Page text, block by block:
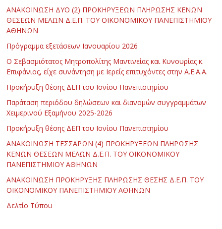
ΑΝΑΚΟΙΝΩΣΗ ΔΥΟ (2) ΠΡΟΚΗΡΥΞΕΩΝ ΠΛΗΡΩΣΗΣ ΚΕΝΩΝ
ΘΕΣΕΩΝ ΜΕΛΩΝ Δ.Ε.Π. ΤΟΥ ΟΙΚΟΝΟΜΙΚΟΥ ΠΑΝΕΠΙΣΤΗΜΙΟΥ
ΑΘΗΝΩΝ
Πρόγραμμα εξετάσεων Ιανουαρίου 2026
Ο Σεβασμιότατος Μητροπολίτης Μαντινείας και Κυνουρίας κ.
Επιφάνιος, είχε συνάντηση με Ιερείς επιτυχόντες στην Α.Ε.Α.Α.
Προκήρυξη θέσης ΔΕΠ του Ιονίου Πανεπιστημίου
Παράταση περιόδου δηλώσεων και διανομών συγγραμμάτων
Χειμερινού Εξαμήνου 2025-2026
Προκήρυξη θέσης ΔΕΠ του Ιονίου Πανεπιστημίου
ΑΝΑΚΟΙΝΩΣΗ ΤΕΣΣΑΡΩΝ (4) ΠΡΟΚΗΡΥΞΕΩΝ ΠΛΗΡΩΣΗΣ
ΚΕΝΩΝ ΘΕΣΕΩΝ ΜΕΛΩΝ Δ.Ε.Π. ΤΟΥ ΟΙΚΟΝΟΜΙΚΟΥ
ΠΑΝΕΠΙΣΤΗΜΙΟΥ ΑΘΗΝΩΝ
ΑΝΑΚΟΙΝΩΣΗ ΠΡΟΚΗΡΥΞΗΣ ΠΛΗΡΩΣΗΣ ΘΕΣΗΣ Δ.Ε.Π. ΤΟΥ
ΟΙΚΟΝΟΜΙΚΟΥ ΠΑΝΕΠΙΣΤΗΜΙΟΥ ΑΘΗΝΩΝ
Δελτίο Τύπου